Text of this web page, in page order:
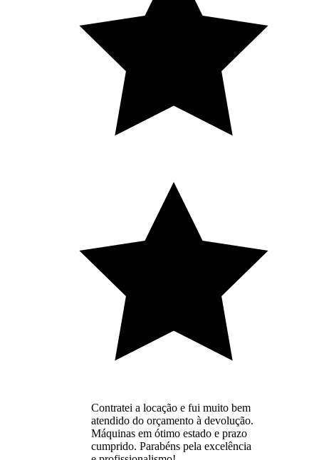
Contratei a locação e fui muito bem
atendido do orçamento à devolução.
Máquinas em ótimo estado e prazo
cumprido. Parabéns pela excelência